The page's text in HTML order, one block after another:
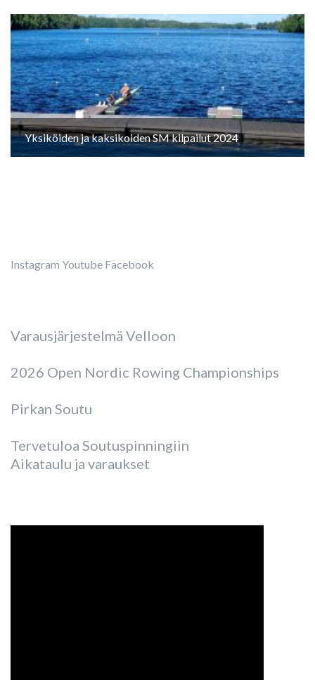
Yksiköiden ja kaksikoiden SM kilpailut 2024
Instagram Youtube Facebook
Varausjärjestelmä Velloon
2026 Open Nordic Rowing Championships
Pirkan Soutu
Tervetuloa Soutuspinningiin
Aikataulu ja varaukset